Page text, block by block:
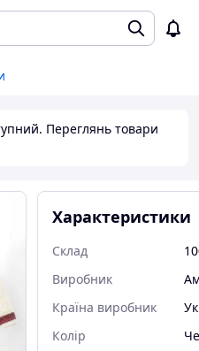
Переглянь товари
Характеристики
Склад
Виробник
Країна виробник
Колір